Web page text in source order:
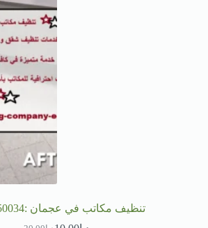
تنظيف مكاتب في عجمان :0568950034